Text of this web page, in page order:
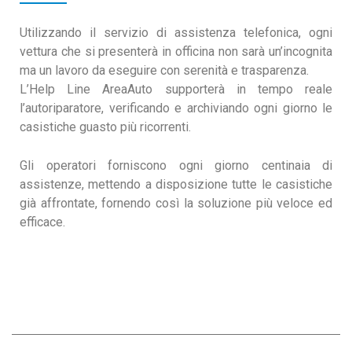
Utilizzando il servizio di assistenza telefonica, ogni
vettura che si presenterà in officina non sarà un’incognita
ma un lavoro da eseguire con serenità e trasparenza.
L’Help Line AreaAuto supporterà in tempo reale
l’autoriparatore, verificando e archiviando ogni giorno le
casistiche guasto più ricorrenti.
Gli operatori forniscono ogni giorno centinaia di
assistenze, mettendo a disposizione tutte le casistiche
già affrontate, fornendo così la soluzione più veloce ed
efficace.